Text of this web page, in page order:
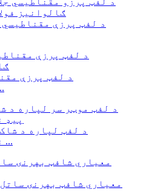
د لفټ پرزې مقناطیسي
د لفټ پرزې
د لفټ لپاره د
نصبولو بریکٹ ...